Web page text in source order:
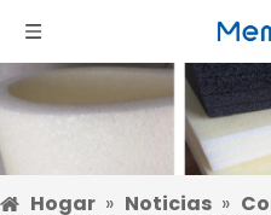
Hogar » Noticias »